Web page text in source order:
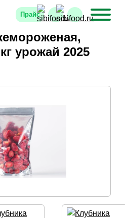
Прайс
урожай 2025